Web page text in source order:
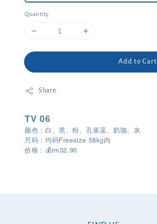
Quantity
Add to Cart
Share
TV 06
颜色：白、黑、粉、孔雀蓝、奶咖、灰
尺码：均码Freesize 58kg内
价格： 💰rm32.90